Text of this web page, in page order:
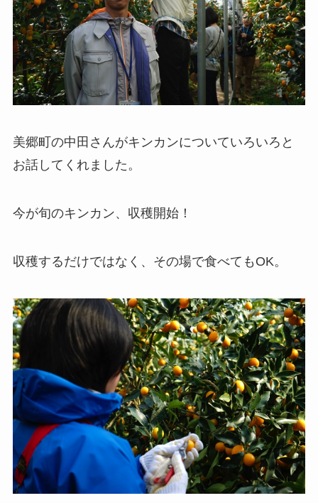
美郷町の中田さんがキンカンについていろいろと
お話してくれました。
今が旬のキンカン、収穫開始！
収穫するだけではなく、その場で食べてもOK。